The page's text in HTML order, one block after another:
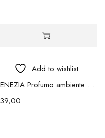
Add to wishlist
VENEZIA Profumo ambiente 200ml
39,00